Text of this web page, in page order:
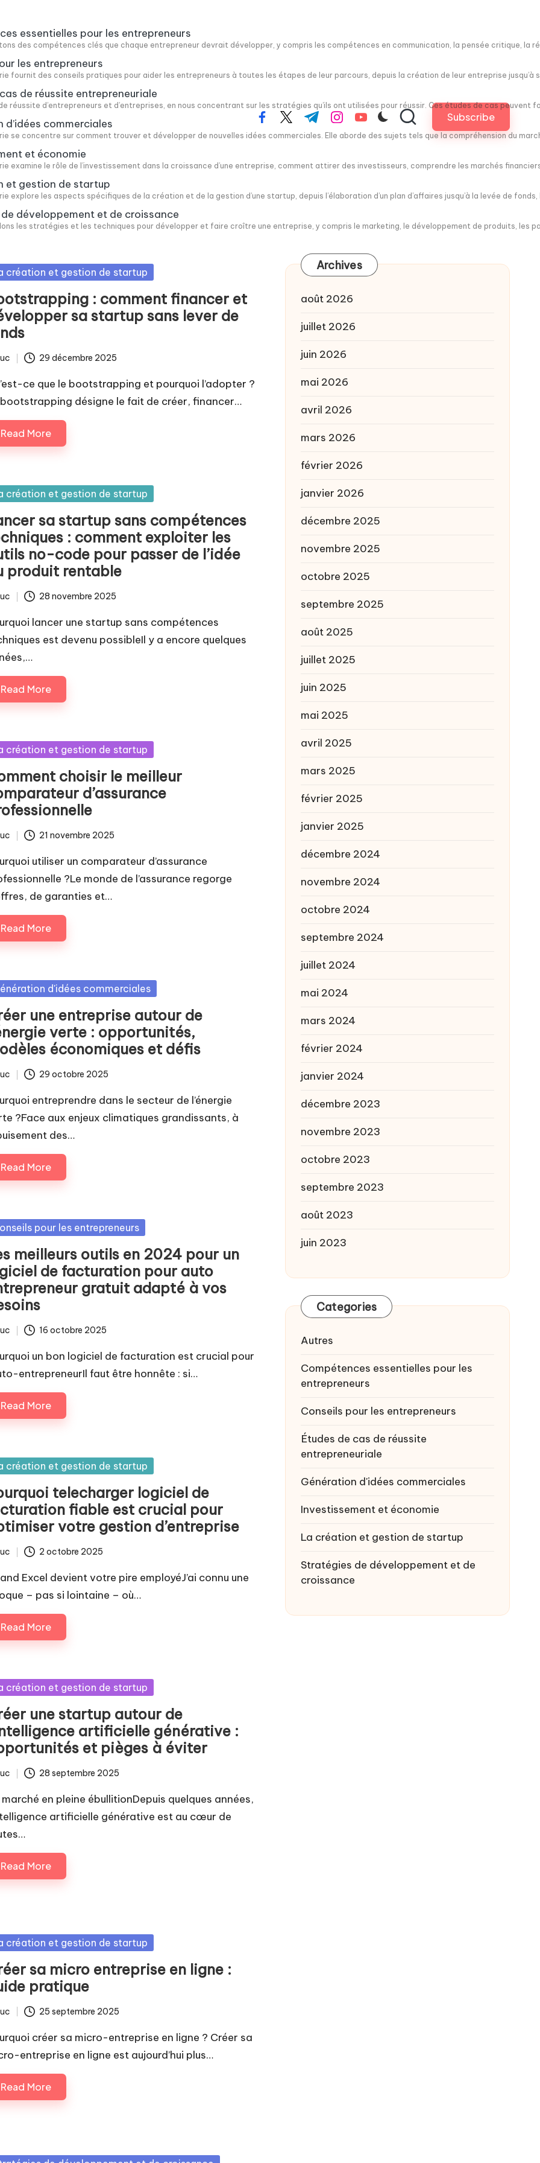
essentielles pour les entrepreneurs
des compétences clés que chaque entrepreneur devrait développer, y compris les compétences en communication, la pensée critique, la
les entrepreneurs
fournit des conseils pratiques pour aider les entrepreneurs à toutes les étapes de leur parcours, depuis la création de leur entreprise
de réussite entrepreneuriale
réussite d’entrepreneurs et d’entreprises, en nous concentrant sur les stratégies qu’ils ont utilisées pour réussir. Ces études de cas
d’idées commerciales
se concentre sur comment trouver et développer de nouvelles idées commerciales. Elle aborde des sujets tels que la compréhension du
et économie
examine le rôle de l’investissement dans la croissance d’une entreprise, comment attirer des investisseurs, comprendre les marchés
et gestion de startup
explore les aspects spécifiques de la création et de la gestion d’une startup, depuis l’élaboration d’un plan d’affaires jusqu’à la levée de
développement et de croissance
les stratégies et les techniques pour développer et faire croître une entreprise, y compris le marketing, le développement de produits, les
facebook.com
twitter.com
t.me instagram.com
youtube.com Subscribe
création et gestion de startup
: comment financer et
sa startup sans lever de
29 décembre 2025
ce que le bootstrapping et pourquoi l’adopter ?
bootstrapping désigne le fait de créer, financer…
Read More
création et gestion de startup
sa startup sans compétences
: comment exploiter les
no-code pour passer de l’idée
produit rentable
28 novembre 2025
lancer une startup sans compétences
est devenu possibleIl y a encore quelques
Read More
création et gestion de startup
choisir le meilleur
d’assurance
21 novembre 2025
utiliser un comparateur d’assurance
?Le monde de l’assurance regorge
de garanties et…
Read More
d'idées commerciales
une entreprise autour de
verte : opportunités,
économiques et défis
29 octobre 2025
entreprendre dans le secteur de l’énergie
?Face aux enjeux climatiques grandissants, à
des…
Read More
pour les entrepreneurs
meilleurs outils en 2024 pour un
de facturation pour auto
gratuit adapté à vos
16 octobre 2025
un bon logiciel de facturation est crucial pour
entrepreneurIl faut être honnête : si…
Read More
création et gestion de startup
telecharger logiciel de
fiable est crucial pour
votre gestion d’entreprise
2 octobre 2025
Excel devient votre pire employéJ’ai connu une
– pas si lointaine – où…
Read More
création et gestion de startup
une startup autour de
artificielle générative :
et pièges à éviter
28 septembre 2025
marché en pleine ébullitionDepuis quelques années,
artificielle générative est au cœur de
Read More
création et gestion de startup
sa micro entreprise en ligne :
pratique
25 septembre 2025
créer sa micro-entreprise en ligne ? Créer sa
entreprise en ligne est aujourd’hui plus…
Read More
Archives
août 2026
juillet 2026
juin 2026
mai 2026
avril 2026
mars 2026
février 2026
janvier 2026
décembre 2025
novembre 2025
octobre 2025
septembre 2025
août 2025
juillet 2025
juin 2025
mai 2025
avril 2025
mars 2025
février 2025
janvier 2025
décembre 2024
novembre 2024
octobre 2024
septembre 2024
juillet 2024
mai 2024
mars 2024
février 2024
janvier 2024
décembre 2023
novembre 2023
octobre 2023
septembre 2023
août 2023
juin 2023
Categories
Autres
Compétences essentielles pour les
entrepreneurs
Conseils pour les entrepreneurs
Études de cas de réussite
entrepreneuriale
Génération d'idées commerciales
Investissement et économie
La création et gestion de startup
Stratégies de développement et de
croissance